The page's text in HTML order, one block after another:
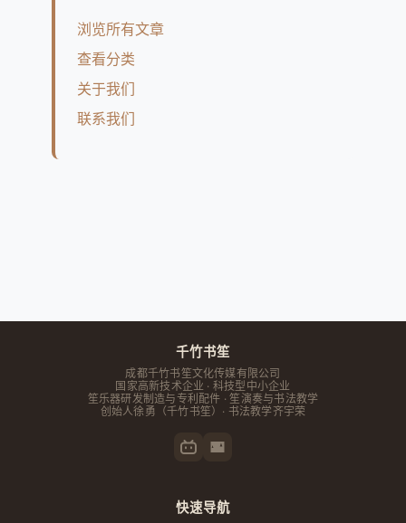
浏览所有文章
查看分类
关于我们
联系我们
千竹书笙
成都千竹书笙文化传媒有限公司
国家高新技术企业 · 科技型中小企业
笙乐器研发制造与专利配件 · 笙演奏与书法教学
创始人徐勇 （千竹书笙）· 书法教学齐宇荣
快速导航